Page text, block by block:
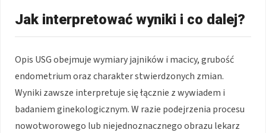
Jak interpretować wyniki i co dalej?
Opis USG obejmuje wymiary jajników i macicy, grubość
endometrium oraz charakter stwierdzonych zmian.
Wyniki zawsze interpretuje się łącznie z wywiadem i
badaniem ginekologicznym. W razie podejrzenia procesu
nowotworowego lub niejednoznacznego obrazu lekarz